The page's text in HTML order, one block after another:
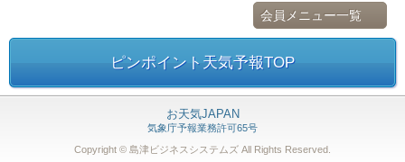
会員メニュー一覧
ピンポイント天気予報TOP
お天気JAPAN
気象庁予報業務許可65号
Copyright © 島津ビジネスシステムズ All Rights Reserved.